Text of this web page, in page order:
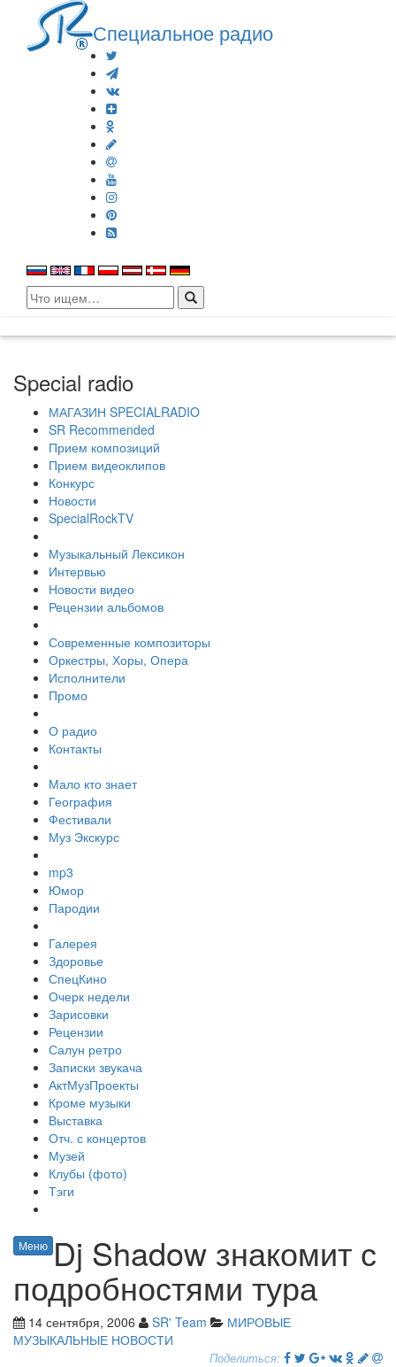
Специальное радио
Search
for:
Special radio
МАГАЗИН SPECIALRADIO
SR Recommended
Прием композиций
Прием видеоклипов
Конкурс
Новости
SpecialRockTV
Музыкальный Лексикон
Интервью
Новости видео
Рецензии альбомов
Современные композиторы
Оркестры, Хоры, Опера
Исполнители
Промо
О радио
Контакты
Мало кто знает
География
Фестивали
Муз Экскурс
mp3
Юмор
Пародии
Галерея
Здоровье
СпецКино
Очерк недели
Зарисовки
Рецензии
Салун ретро
Записки звукача
АктМузПроекты
Кроме музыки
Выставка
Отч. с концертов
Музей
Клубы (фото)
Тэги
Меню Dj Shadow знакомит с
подробностями тура
14 сентября, 2006 SR' Team
МИРОВЫЕ
МУЗЫКАЛЬНЫЕ НОВОСТИ
Поделиться: